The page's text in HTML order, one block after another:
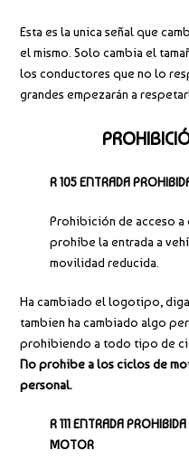
Esta es la unica señal que
el mismo. Solo cambia el
los conductores que no lo
grandes empezarán a
R 105 ENTRADA
Prohibición de acceso a
prohíbe la entrada a
movilidad reducida.
Ha cambiado el logotipo,
tambien ha cambiado algo
prohibiendo a todo tipo de
No prohibe a los ciclos de
personal.
R 111 ENTRADA
MOTOR